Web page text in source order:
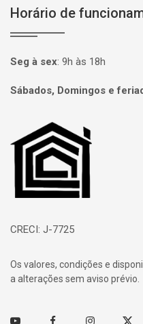
Horário de
Seg à sex: 9h às 18h
Sábados, Domingos e
Página inicial
CRECI: J-7725
Os valores, condições e
a alterações sem aviso prévio.
Youtube FacebookInstagram